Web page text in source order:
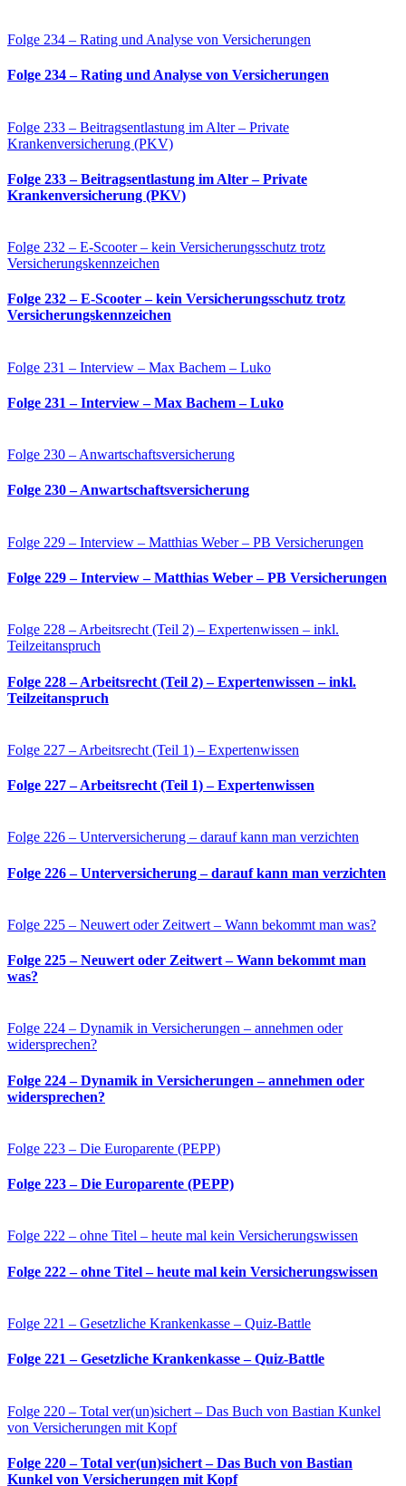
Folge 234 – Rating und Analyse von Versicherungen
Folge 234 – Rating und Analyse von Versicherungen
Folge 233 – Beitragsentlastung im Alter – Private
Krankenversicherung (PKV)
Folge 233 – Beitragsentlastung im Alter – Private
Krankenversicherung (PKV)
Folge 232 – E-Scooter – kein Versicherungsschutz trotz
Versicherungskennzeichen
Folge 232 – E-Scooter – kein Versicherungsschutz trotz
Versicherungskennzeichen
Folge 231 – Interview – Max Bachem – Luko
Folge 231 – Interview – Max Bachem – Luko
Folge 230 – Anwartschaftsversicherung
Folge 230 – Anwartschaftsversicherung
Folge 229 – Interview – Matthias Weber – PB Versicherungen
Folge 229 – Interview – Matthias Weber – PB Versicherungen
Folge 228 – Arbeitsrecht (Teil 2) – Expertenwissen – inkl.
Teilzeitanspruch
Folge 228 – Arbeitsrecht (Teil 2) – Expertenwissen – inkl.
Teilzeitanspruch
Folge 227 – Arbeitsrecht (Teil 1) – Expertenwissen
Folge 227 – Arbeitsrecht (Teil 1) – Expertenwissen
Folge 226 – Unterversicherung – darauf kann man verzichten
Folge 226 – Unterversicherung – darauf kann man verzichten
Folge 225 – Neuwert oder Zeitwert – Wann bekommt man was?
Folge 225 – Neuwert oder Zeitwert – Wann bekommt man
was?
Folge 224 – Dynamik in Versicherungen – annehmen oder
widersprechen?
Folge 224 – Dynamik in Versicherungen – annehmen oder
widersprechen?
Folge 223 – Die Europarente (PEPP)
Folge 223 – Die Europarente (PEPP)
Folge 222 – ohne Titel – heute mal kein Versicherungswissen
Folge 222 – ohne Titel – heute mal kein Versicherungswissen
Folge 221 – Gesetzliche Krankenkasse – Quiz-Battle
Folge 221 – Gesetzliche Krankenkasse – Quiz-Battle
Folge 220 – Total ver(un)sichert – Das Buch von Bastian Kunkel
von Versicherungen mit Kopf
Folge 220 – Total ver(un)sichert – Das Buch von Bastian
Kunkel von Versicherungen mit Kopf